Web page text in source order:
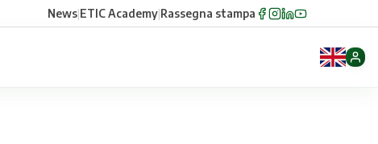
News|ETIC Academy|Rassegna stampa